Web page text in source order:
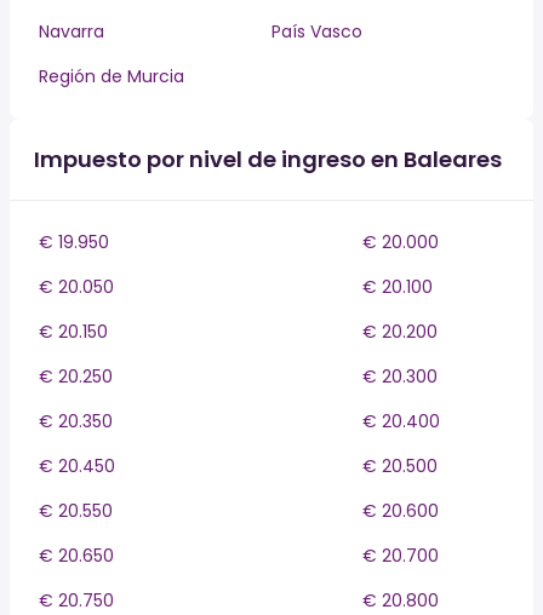
Navarra
País Vasco
Región de Murcia
Impuesto por nivel de ingreso en Baleares
€ 19.950
€ 20.000
€ 20.050
€ 20.100
€ 20.150
€ 20.200
€ 20.250
€ 20.300
€ 20.350
€ 20.400
€ 20.450
€ 20.500
€ 20.550
€ 20.600
€ 20.650
€ 20.700
€ 20.750
€ 20.800